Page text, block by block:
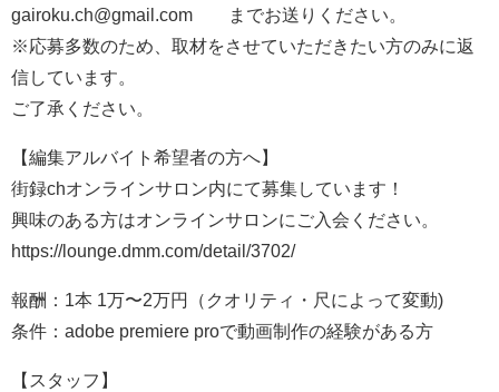
gairoku.ch@gmail.com までお送りください。
※応募多数のため、取材をさせていただきたい方のみに返
信しています。
ご了承ください。
【編集アルバイト希望者の方へ】
街録chオンラインサロン内にて募集しています！
興味のある方はオンラインサロンにご入会ください。
https://lounge.dmm.com/detail/3702/
報酬：1本 1万〜2万円（クオリティ・尺によって変動)
条件：adobe premiere proで動画制作の経験がある方
【スタッフ】